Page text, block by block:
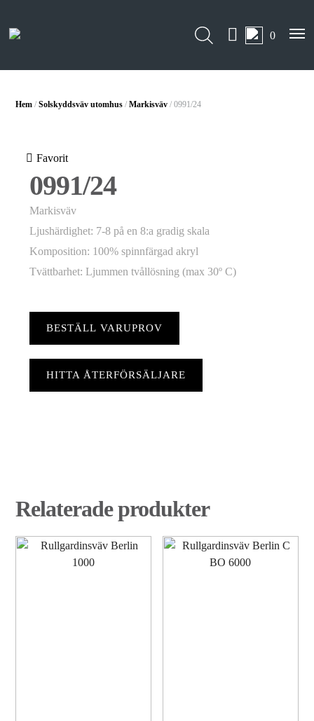
0
Hem /Solskyddsväv utomhus /Markisväv / 0991/24
Favorit
0991/24
Markisväv
Ljushärdighet: 7-8 på en 8:a gradig skala
Komposition: 100% spinnfärgad akryl
Tvättbarhet: Ljummen tvållösning (max 30º C)
BESTÄLL VARUPROV
HITTA ÅTERFÖRSÄLJARE
Relaterade produkter